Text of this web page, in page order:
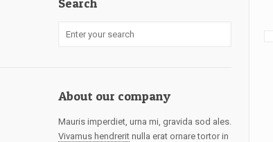
Search
About our company
Mauris imperdiet, urna mi, gravida sod ales.
Vivamus hendrerit nulla erat ornare tortor in